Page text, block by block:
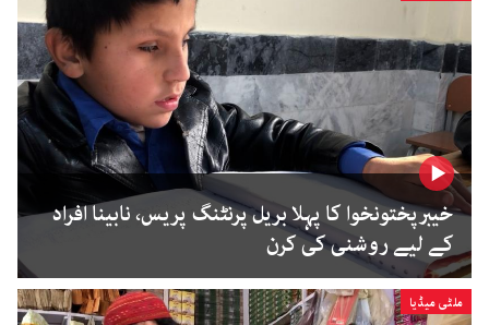
خیبرپختونخوا کا پہلا بریل پرنٹنگ پریس، نابینا افراد
کے لیے روشنی کی کرن
ملٹی میڈیا